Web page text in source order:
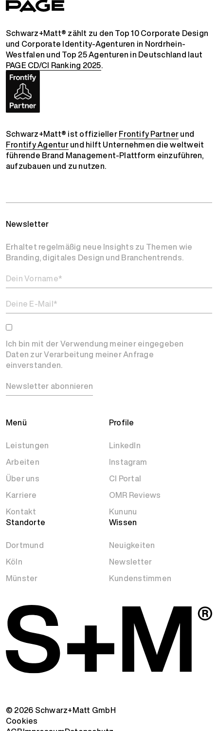
Schwarz+Matt® zählt zu den Top 10 Corporate Design
und Corporate Identity-Agenturen in Nordrhein-
Westfalen und Top 25 Agenturen in Deutschland laut
PAGE CD/CI Ranking 2025.
Schwarz+Matt® ist offiziellerFrontify Partnerund
Frontify Agenturund hilft Unternehmen die weltweit
führende Brand Management-Plattform einzuführen,
aufzubauen und zu nutzen.
Menü
Leistungen
Arbeiten
Über uns
Karriere
Kontakt
Profile
LinkedIn
Instagram
CI Portal
OMR Reviews
Kununu
Standorte
Dortmund
Köln
Münster
Wissen
Neuigkeiten
Newsletter
Kundenstimmen
Newsletter
Erhaltet regelmäßig neue Insights zu Themen wie
Branding, digitales Design und Branchentrends.
Ich bin mit der Verwendung meiner eingegeben
Daten zur Verarbeitung meiner Anfrage
einverstanden.
Newsletter abonnieren
© 2026 Schwarz+Matt GmbH
Cookies